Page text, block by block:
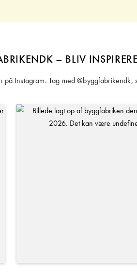
– BLIV
på Instagram. Tag med @byggfabrikendk,